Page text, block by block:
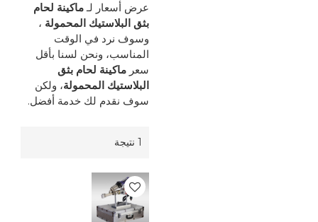
عرض أسعار لـماكينة لحام
بثق البلاستيك المحمولة ،
وسوف نرد في الوقت
المناسب، ونحن لسنا بأقل
سعرماكينة لحام بثق
البلاستيك المحمولة، ولكن
سوف نقدم لك خدمة أفضل.
1 نتيجة